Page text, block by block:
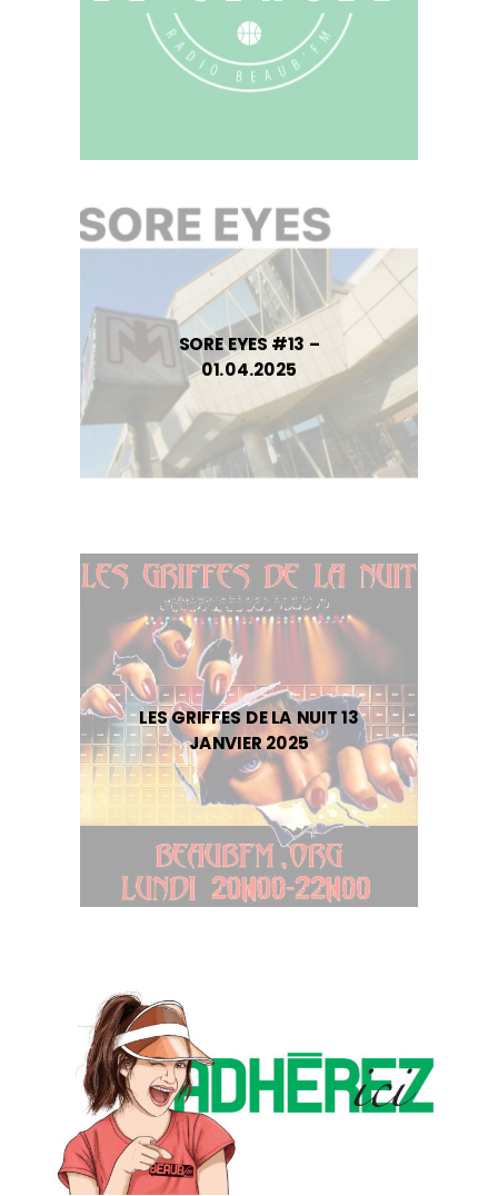
SORE EYES #13 –
01.04.2025
LES GRIFFES DE LA NUIT 13
JANVIER 2025